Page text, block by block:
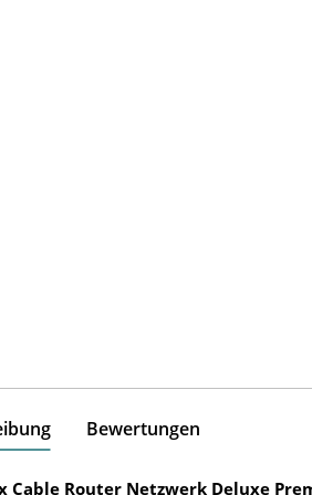
Bewertungen
Cable Router Netzwerk Deluxe